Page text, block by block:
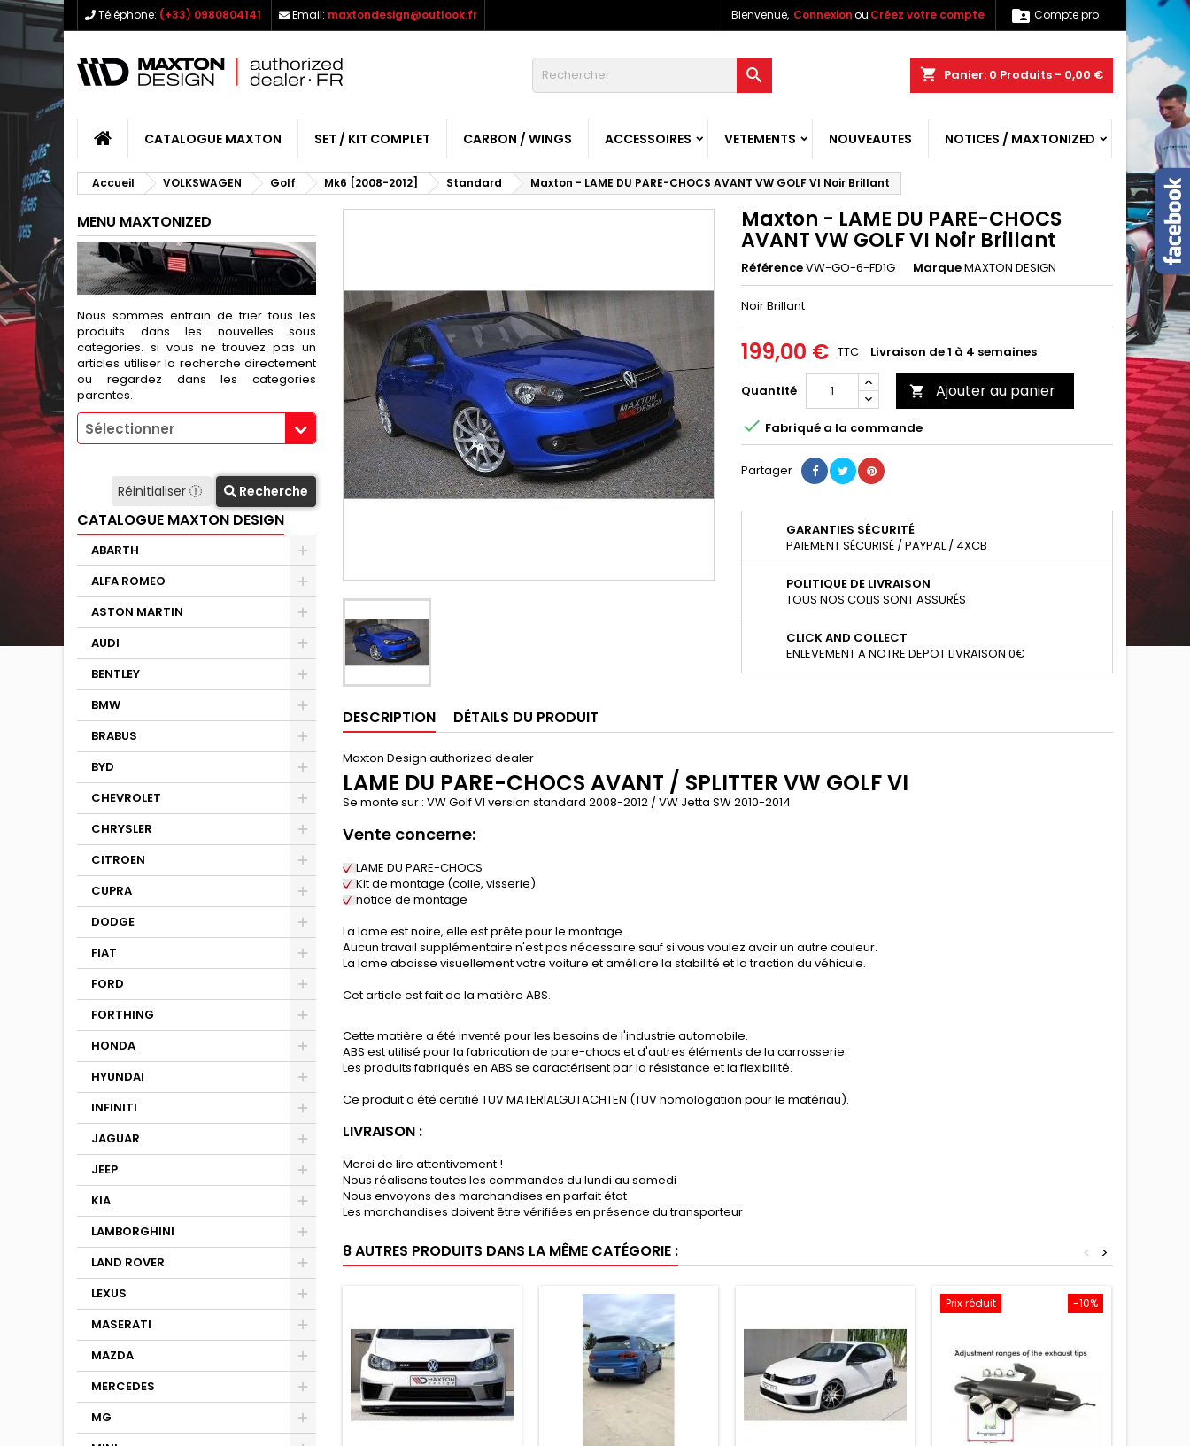
Téléphone: (+33) 0980804141 Email: maxtondesign@outlook.fr  Compte pro
Bienvenue, Connexionou Créez votre compte
shopping_cart Panier: 0 Produits - 0,00 €

CATALOGUE MAXTON SET / KIT COMPLET CARBON / WINGS ACCESSOIRES VETEMENTS NOUVEAUTES NOTICES / MAXTONIZED
Accueil VOLKSWAGEN Golf Mk6 [2008-2012] Standard Maxton - LAME DU PARE-CHOCS AVANT VW GOLF VI Noir Brillant
MENU MAXTONIZED
Nous sommes entrain de trier tous les
produits dans les nouvelles sous
categories. si vous ne trouvez pas un
articles utiliser la recherche directement
ou regardez dans les categories
parentes.
Sélectionner
Réinitialiser Recherche
CATALOGUE MAXTON DESIGN
ABARTH
ALFA ROMEO
ASTON MARTIN
AUDI
BENTLEY
BMW
BRABUS
BYD
CHEVROLET
CHRYSLER
CITROEN
CUPRA
DODGE
FIAT
FORD
FORTHING
HONDA
HYUNDAI
INFINITI
JAGUAR
JEEP
KIA
LAMBORGHINI
LAND ROVER
LEXUS
MASERATI
MAZDA
MERCEDES
MG
Maxton - LAME DU PARE-CHOCS
AVANT VW GOLF VI Noir Brillant
RéférenceVW-GO-6-FD1G MarqueMAXTON DESIGN
Noir Brillant
199,00 € TTC Livraison de 1 à 4 semaines
Quantité  Ajouter au panier
 Fabriqué a la commande
Partager
GARANTIES SÉCURITÉ
PAIEMENT SÉCURISÉ / PAYPAL / 4XCB
POLITIQUE DE LIVRAISON
TOUS NOS COLIS SONT ASSURÉS
CLICK AND COLLECT
ENLEVEMENT A NOTRE DEPOT LIVRAISON 0€
DESCRIPTION DÉTAILS DU PRODUIT
Maxton Design authorized dealer
LAME DU PARE-CHOCS AVANT / SPLITTER VW GOLF VI
Se monte sur : VW Golf VI version standard 2008-2012 / VW Jetta SW 2010-2014
Vente concerne:
LAME DU PARE-CHOCS
Kit de montage (colle, visserie)
notice de montage
La lame est noire, elle est prête pour le montage.
Aucun travail supplémentaire n'est pas nécessaire sauf si vous voulez avoir un autre couleur.
La lame abaisse visuellement votre voiture et améliore la stabilité et la traction du véhicule.
Cet article est fait de la matière ABS.
Cette matière a été inventé pour les besoins de l'industrie automobile.
ABS est utilisé pour la fabrication de pare-chocs et d'autres éléments de la carrosserie.
Les produits fabriqués en ABS se caractérisent par la résistance et la flexibilité.
Ce produit a été certifié TUV MATERIALGUTACHTEN (TUV homologation pour le matériau).
LIVRAISON :
Merci de lire attentivement !
Nous réalisons toutes les commandes du lundi au samedi
Nous envoyons des marchandises en parfait état
Les marchandises doivent être vérifiées en présence du transporteur
8 AUTRES PRODUITS DANS LA MÊME CATÉGORIE : >
<
-10%
Prix réduit